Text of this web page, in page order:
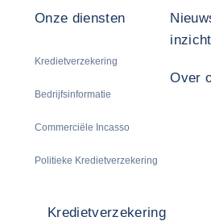
Onze diensten
Kredietverzekering
Bedrijfsinformatie
Commerciële Incasso
Politieke Kredietverzekering
Over
Kredietverzekering